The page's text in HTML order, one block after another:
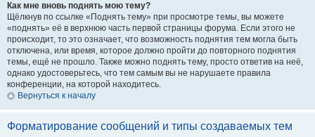
Как мне вновь поднять мою тему?
Щёлкнув по ссылке «Поднять тему» при просмотре темы, вы можете
«поднять» её в верхнюю часть первой страницы форума. Если этого не
происходит, то это означает, что возможность поднятия тем могла быть
отключена, или время, которое должно пройти до повторного поднятия
темы, ещё не прошло. Также можно поднять тему, просто ответив на неё,
однако удостоверьтесь, что тем самым вы не нарушаете правила
конференции, на которой находитесь.
Вернуться к началу
Форматирование сообщений и типы создаваемых тем